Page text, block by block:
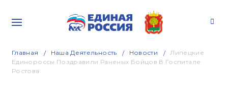
Главная Наша Деятельность Новости
Липецкие
Единороссы Поздравили Раненых Бойцов В Госпитале
Ростова